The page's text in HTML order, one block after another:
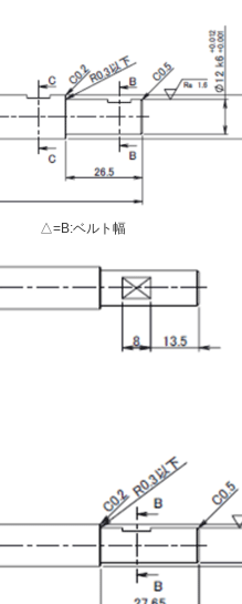
△=B:ベルト幅